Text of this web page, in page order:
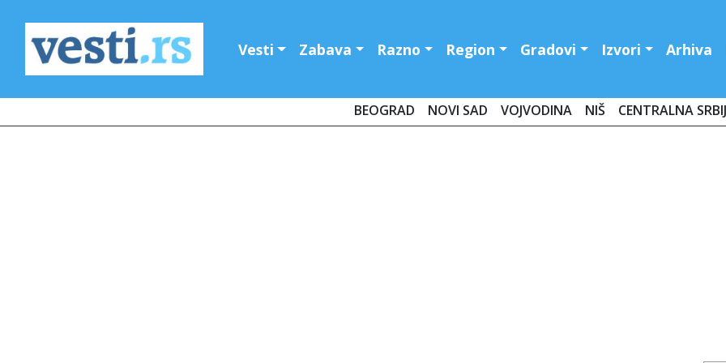
Vesti Zabava Razno Region Gradovi Izvori Arhiva
BEOGRAD NOVI SAD VOJVODINA NIŠ CENTRALNA